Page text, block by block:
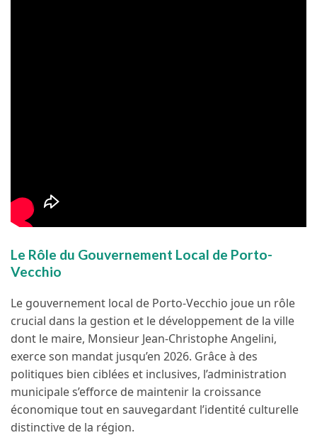
Le Rôle du Gouvernement Local de Porto-
Vecchio
Le gouvernement local de Porto-Vecchio joue un rôle
crucial dans la gestion et le développement de la ville
dont le maire, Monsieur Jean-Christophe Angelini,
exerce son mandat jusqu’en 2026. Grâce à des
politiques bien ciblées et inclusives, l’administration
municipale s’efforce de maintenir la croissance
économique tout en sauvegardant l’identité culturelle
distinctive de la région.